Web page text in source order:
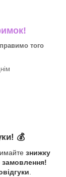
того
💰
знижку
замовлення!
.